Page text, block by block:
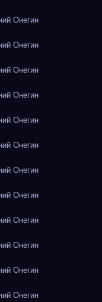
Онегин
Онегин
Онегин
Онегин
Онегин
Онегин
Онегин
Онегин
Онегин
Онегин
Онегин
Онегин